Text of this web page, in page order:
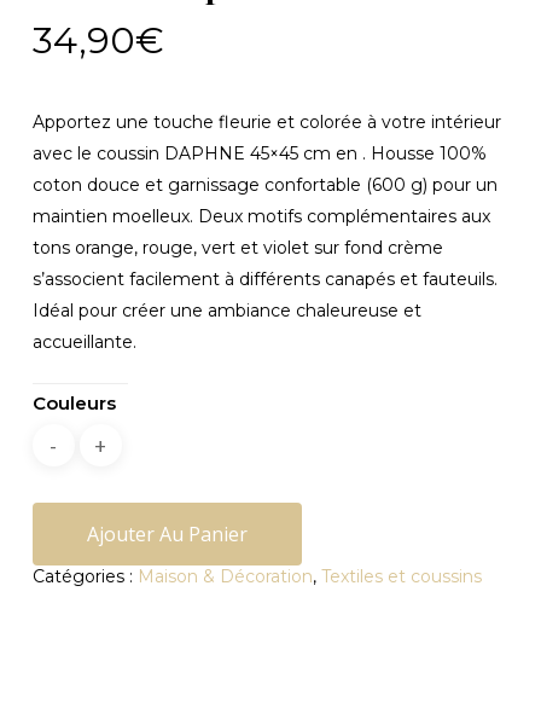
34,90€
Apportez une touche fleurie et colorée à votre intérieur
avec le coussin DAPHNE 45×45 cm en . Housse 100%
coton douce et garnissage confortable (600 g) pour un
maintien moelleux. Deux motifs complémentaires aux
tons orange, rouge, vert et violet sur fond crème
s’associent facilement à différents canapés et fauteuils.
Idéal pour créer une ambiance chaleureuse et
accueillante.
Couleurs
Ajouter Au Panier
Catégories : Maison & Décoration, Textiles et coussins